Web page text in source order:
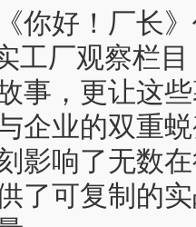
好！厂长》
工厂观察栏
事，更让这
企业的双重
影响了无数
了可复制的